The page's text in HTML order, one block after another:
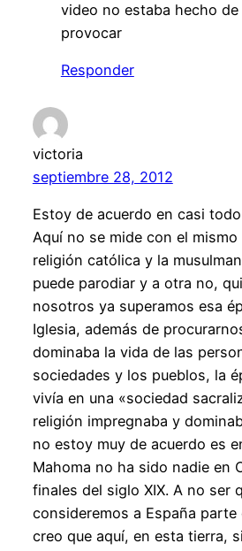
video no estaba hecho
provocar
Responder
victoria
septiembre 28, 2012
Estoy de acuerdo en casi
Aquí no se mide con el mismo
religión católica y la
puede parodiar y a otra no,
nosotros ya superamos esa
Iglesia, además de
dominaba la vida de las
sociedades y los pueblos, la
vivía en una «sociedad
religión impregnaba y
no estoy muy de acuerdo es
Mahoma no ha sido nadie en
finales del siglo XIX. A no ser
consideremos a España parte
creo que aquí, en esta tierra,